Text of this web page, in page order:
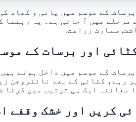
کے موسم میں پانی و کھاد
مرحلے میں آ جاتی ہے۔ یہ
اور برسات کے
کے موسم میں داخل ہوتے
رہے، کٹائی کے بعد نائٹروجن
معائنہ ایک ہی ترتیب میں کرنا